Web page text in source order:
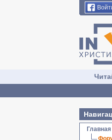
Главная